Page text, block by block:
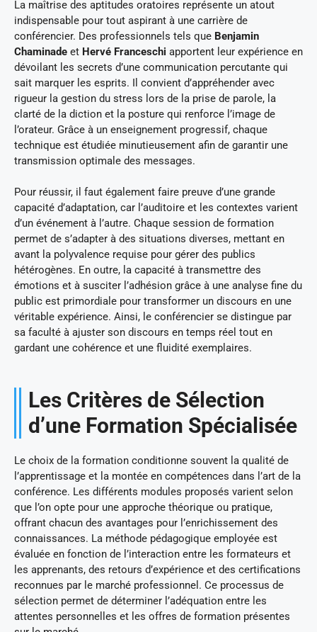
La maîtrise des aptitudes oratoires représente un atout
indispensable pour tout aspirant à une carrière de
conférencier. Des professionnels tels que Benjamin
Chaminade et Hervé Franceschi apportent leur expérience en
dévoilant les secrets d’une communication percutante qui
sait marquer les esprits. Il convient d’appréhender avec
rigueur la gestion du stress lors de la prise de parole, la
clarté de la diction et la posture qui renforce l’image de
l’orateur. Grâce à un enseignement progressif, chaque
technique est étudiée minutieusement afin de garantir une
transmission optimale des messages.
Pour réussir, il faut également faire preuve d’une grande
capacité d’adaptation, car l’auditoire et les contextes varient
d’un événement à l’autre. Chaque session de formation
permet de s’adapter à des situations diverses, mettant en
avant la polyvalence requise pour gérer des publics
hétérogènes. En outre, la capacité à transmettre des
émotions et à susciter l’adhésion grâce à une analyse fine du
public est primordiale pour transformer un discours en une
véritable expérience. Ainsi, le conférencier se distingue par
sa faculté à ajuster son discours en temps réel tout en
gardant une cohérence et une fluidité exemplaires.
Les Critères de Sélection
d’une Formation Spécialisée
Le choix de la formation conditionne souvent la qualité de
l’apprentissage et la montée en compétences dans l’art de la
conférence. Les différents modules proposés varient selon
que l’on opte pour une approche théorique ou pratique,
offrant chacun des avantages pour l’enrichissement des
connaissances. La méthode pédagogique employée est
évaluée en fonction de l’interaction entre les formateurs et
les apprenants, des retours d’expérience et des certifications
reconnues par le marché professionnel. Ce processus de
sélection permet de déterminer l’adéquation entre les
attentes personnelles et les offres de formation présentes